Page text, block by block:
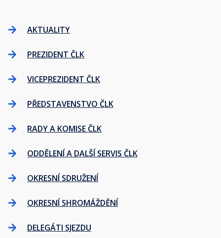
AKTUALITY
PREZIDENT ČLK
VICEPREZIDENT ČLK
PŘEDSTAVENSTVO ČLK
RADY A KOMISE ČLK
ODDĚLENÍ A DALŠÍ SERVIS ČLK
OKRESNÍ SDRUŽENÍ
OKRESNÍ SHROMÁŽDĚNÍ
DELEGÁTI SJEZDU